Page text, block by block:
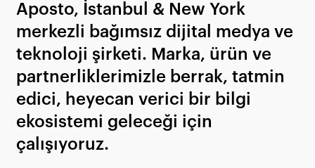
Aposto, İstanbul & New York
merkezli bağımsız dijital medya ve
teknoloji şirketi. Marka, ürün ve
partnerliklerimizle berrak, tatmin
edici, heyecan verici bir bilgi
ekosistemi geleceği için
çalışıyoruz.